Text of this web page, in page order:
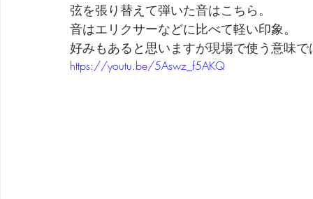
弦を張り替えて弾いた音はこちら。
音はエリクサーなどに比べて軽い印象。
好みもあると思いますが現場で使う意味
https://youtu.be/5Aswz_f5AKQ